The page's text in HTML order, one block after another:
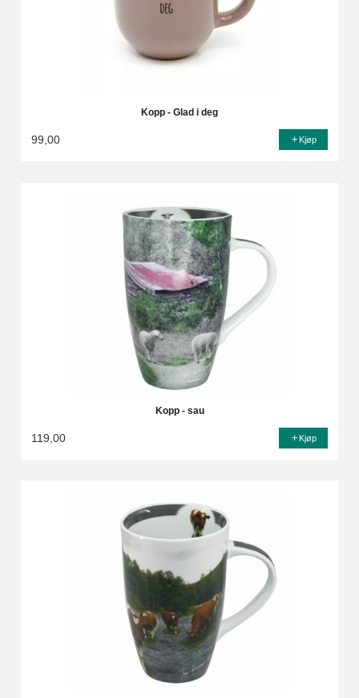
Kopp - Glad i deg
99,00 Kjøp
Kopp - sau
119,00 Kjøp